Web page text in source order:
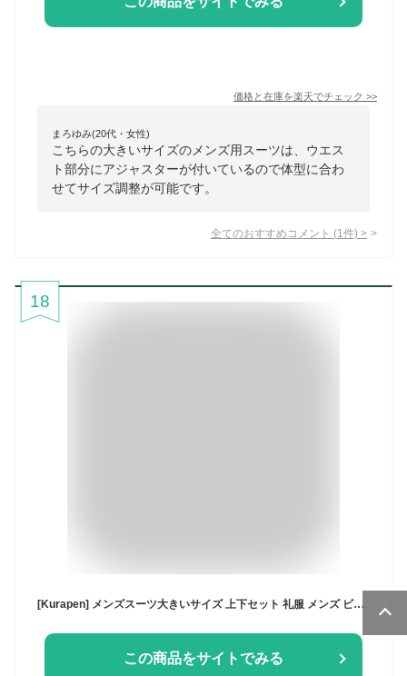
価格と在庫を楽天でチェック >>
まろゆみ(20代・女性)
こちらの大きいサイズのメンズ用スーツは、ウエス
ト部分にアジャスターが付いているので体型に合わ
せてサイズ調整が可能です。
全てのおすすめコメント (1 件) >
18
[Kurapen] メンズスーツ大きいサイズ 上下セット 礼服 メンズ ビジネススーツ 喪服 セットアップ メンズ 結婚式 2点セットジャケット スラックス おしゃれ
この商品をサイトでみる